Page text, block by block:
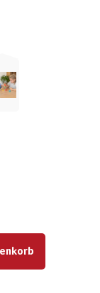
um die Anzahl zu